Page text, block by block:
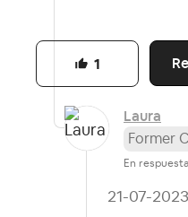
1
Laura
Former
En
‎21-07-2023